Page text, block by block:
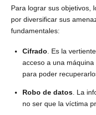
Para lograr sus objetivos,
por diversificar sus
fundamentales:
Cifrado . Es la
acceso a una
para poder
Robo de datos. La
no ser que la víctima